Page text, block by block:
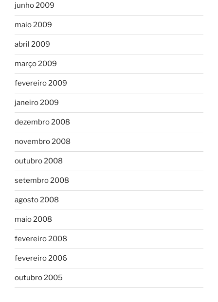
junho 2009
maio 2009
abril 2009
março 2009
fevereiro 2009
janeiro 2009
dezembro 2008
novembro 2008
outubro 2008
setembro 2008
agosto 2008
maio 2008
fevereiro 2008
fevereiro 2006
outubro 2005